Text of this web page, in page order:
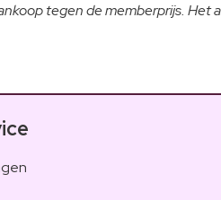
tegen de memberprijs. Het